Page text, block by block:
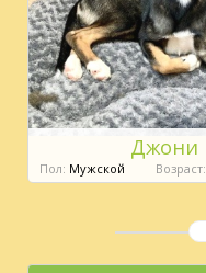
Джони
Пол: Мужской Возраст: